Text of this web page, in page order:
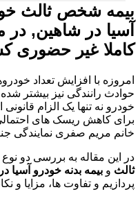
بیمه شخص ثالث
آسیا در شاهین,
کاملا غیر حضوری
امروزه با افزایش تعداد
حوادث رانندگی نیز بیشتر
خودرو نه تنها یک الزام
خانم مریم صفری نمایندگی جنرال
در این مقاله به بررسی دو
ثالث و بیمه بدنه خودرو
پردازیم و تفاوت ها، مزایا